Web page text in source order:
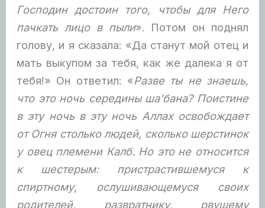
Господин достоин того, чтобы для Него
пачкать лицо в пыли». Потом он поднял
голову, и я сказала: «Да станут мой отец и
мать выкупом за тебя, как же далека я от
тебя!» Он ответил: «Разве ты не знаешь,
что это ночь середины ша’бана? Поистине
в эту ночь в эту ночь Аллах освобождает
от Огня столько людей, сколько шерстинок
у овец племени Калб. Но это не относится
к шестерым: пристрастившемуся к
спиртному, ослушивающемуся своих
родителей, развратнику, рвущему